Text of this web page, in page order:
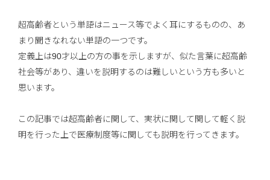
超高齢者という単語はニュース等でよく耳にするものの、あ
まり聞きなれない単語の一つです。
定義上は90才以上の方の事を示しますが、似た言葉に超高齢
社会等があり、違いを説明するのは難しいという方も多いと
思います。
この記事では超高齢者に関して、実状に関して関して軽く説
明を行った上で医療制度等に関しても説明を行ってきます。